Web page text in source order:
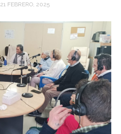
21 FEBRERO, 2025